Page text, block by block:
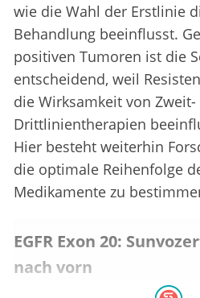
wie die Wahl der Erstlinie
Behandlung beeinflusst.
positiven Tumoren ist die
entscheidend, weil
die Wirksamkeit von Zweit-
Drittlinientherapien
Hier besteht weiterhin
die optimale Reihenfolge
Medikamente zu
EGFR Exon 20:
nach vorn